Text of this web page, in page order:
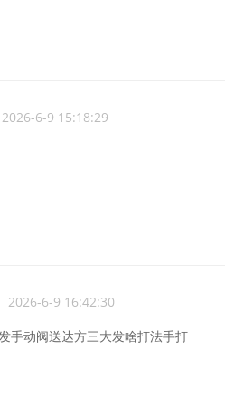
2026-6-9 15:18:29
2026-6-9 16:42:30
手动阀送达方三大发啥打法手打